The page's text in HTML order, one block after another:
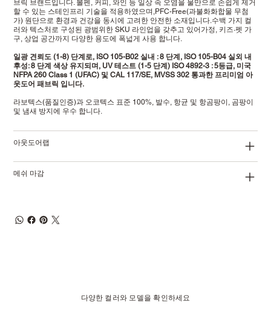
브릭 브랜드입니다. 볼펜, 커피, 와인 등 일상 속 오염을 물만으로 손쉽게 제거
할 수 있는 스테인프리 기술을 적용하였으며,PFC-Free(과불화화합물 무첨
가) 원단으로 환경과 건강을 동시에 고려한 안전한 소재입니다.수백 가지 컬
러와 텍스처로 구성된 광범위한 SKU 라인업을 갖추고 있어가정, 키즈·펫 가
구, 상업 공간까지 다양한 용도에 폭넓게 사용 합니다.
일광 견뢰도 (1-8) 단계로, ISO 105-B02 실내 : 8 단계, ISO 105-B04 실외 내
후성: 8 단계 색상 유지되며, UV 테스트 (1-5 단계) ISO 4892-3 : 5등급, 미국
NFPA 260 Class 1 (UFAC) 및 CAL 117/SE, MVSS 302 통과한 프리미엄 아
웃도어 패브릭 입니다.
라보텍스(품질인증)과 오코텍스 표준 100%, 발수, 항균 및 항곰팡이, 곰팡이
및 냄새 방지에 우수 합니다.
아웃도어랩
메쉬 마감
다양한 컬러와 모델을 확인하세요